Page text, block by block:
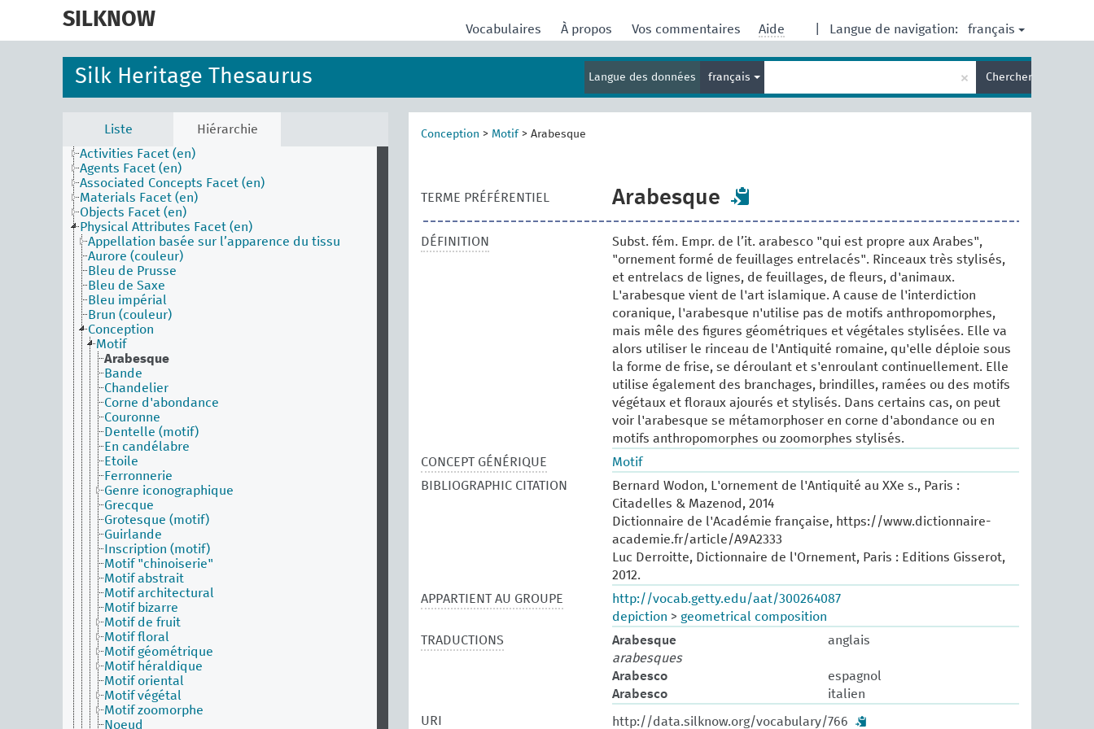
SILKNOW Langue de navigation: français
Vocabulaires À propos Vos commentaires Aide
Silk Heritage Thesaurus Langue des données français
terme
de
× Chercher
Liste
Hiérarchie
Activities Facet (en)
Agents Facet (en)
Associated Concepts Facet (en)
Materials Facet (en)
Objects Facet (en)
Physical Attributes Facet (en)
Appellation basée sur l’apparence du tissu
Aurore (couleur)
Bleu de Prusse
Bleu de Saxe
Bleu impérial
Brun (couleur)
Conception
Motif
Arabesque
Bande
Chandelier
Corne d'abondance
Couronne
Dentelle (motif)
En candélabre
Etoile
Ferronnerie
Genre iconographique
Grecque
Grotesque (motif)
Guirlande
Inscription (motif)
Motif "chinoiserie"
Motif abstrait
Motif architectural
Motif bizarre
Motif de fruit
Motif floral
Motif géométrique
Motif héraldique
Motif oriental
Motif végétal
Motif zoomorphe
Noeud
Conception > Motif > Arabesque
TERME PRÉFÉRENTIEL Arabesque
DÉFINITION
Subst. fém. Empr. de l’it. arabesco "qui est propre aux Arabes",
"ornement formé de feuillages entrelacés". Rinceaux très stylisés,
et entrelacs de lignes, de feuillages, de fleurs, d'animaux.
L'arabesque vient de l'art islamique. A cause de l'interdiction
coranique, l'arabesque n'utilise pas de motifs anthropomorphes,
mais mêle des figures géométriques et végétales stylisées. Elle va
alors utiliser le rinceau de l'Antiquité romaine, qu'elle déploie sous
la forme de frise, se déroulant et s'enroulant continuellement. Elle
utilise également des branchages, brindilles, ramées ou des motifs
végétaux et floraux ajourés et stylisés. Dans certains cas, on peut
voir l'arabesque se métamorphoser en corne d'abondance ou en
motifs anthropomorphes ou zoomorphes stylisés.
CONCEPT GÉNÉRIQUE
Motif
BIBLIOGRAPHIC CITATION
Bernard Wodon, L'ornement de l'Antiquité au XXe s., Paris :
Citadelles & Mazenod, 2014
Dictionnaire de l'Académie française, https://www.dictionnaire-
academie.fr/article/A9A2333
Luc Derroitte, Dictionnaire de l'Ornement, Paris : Editions Gisserot,
2012.
APPARTIENT AU GROUPE
http://vocab.getty.edu/aat/300264087
depiction > geometrical composition
TRADUCTIONS
Arabesque
anglais
arabesques
Arabesco
espagnol
Arabesco
italien
URI http://data.silknow.org/vocabulary/766